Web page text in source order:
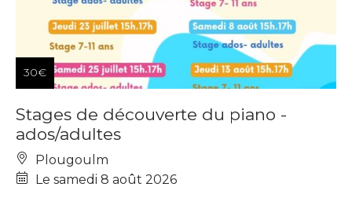
30€
Stages de découverte du piano -
ados/adultes
Plougoulm
Le samedi 8 août 2026